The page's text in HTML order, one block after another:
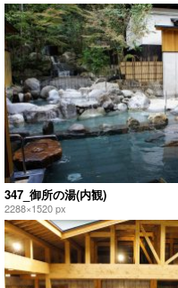
347_御所の湯(内観)
2288×1520 px